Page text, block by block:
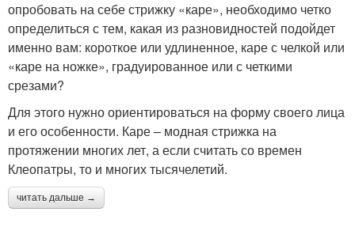
опробовать на себе стрижку «каре», необходимо четко
определиться с тем, какая из разновидностей подойдет
именно вам: короткое или удлиненное, каре с челкой или
«каре на ножке», градуированное или с четкими
срезами?
Для этого нужно ориентироваться на форму своего лица
и его особенности. Каре – модная стрижка на
протяжении многих лет, а если считать со времен
Клеопатры, то и многих тысячелетий.
читать дальше →